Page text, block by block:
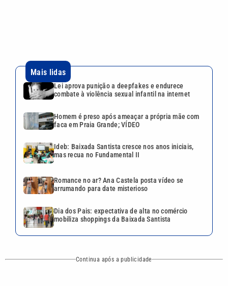
arrumando para date misterioso
Dia dos Pais: expectativa de alta no comércio
mobiliza shoppings da Baixada Santista
VTV é afiliada do
SBT na Região
CATEGORIAS
Cotidiano
Mundo Polícia
NOS SIGA NAS